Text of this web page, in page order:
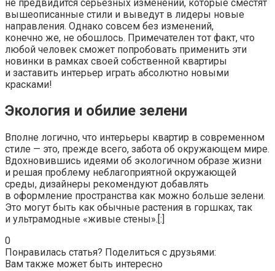
не предвидится серьезных изменений, которые сместят
вышеописанные стили и выведут в лидеры новые
направления. Однако совсем без изменений,
конечно же, не обошлось. Примечателен тот факт, что
любой человек сможет попробовать применить эти
новинки в рамках своей собственной квартиры
и заставить интерьер играть абсолютно новыми
красками!
Экология и обилие зелени
Вполне логично, что интерьеры квартир в современном
стиле — это, прежде всего, забота об окружающем мире.
Вдохновившись идеями об экологичном образе жизни
и решая проблему неблагоприятной окружающей
среды, дизайнеры рекомендуют добавлять
в оформление пространства как можно больше зелени.
Это могут быть как обычные растения в горшках, так
и ультрамодные «живые стены».[:]
0
Понравилась статья? Поделиться с друзьями:
Вам также может быть интересно